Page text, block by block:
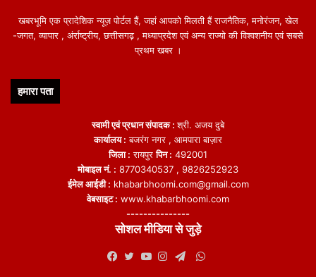
खबरभूमि एक प्रादेशिक न्यूज़ पोर्टल हैं, जहां आपको मिलती हैं राजनैतिक, मनोरंजन, खेल
-जगत, व्यापार , अंर्राष्ट्रीय, छत्तीसगढ़ , मध्याप्रदेश एवं अन्य राज्यो की विश्वशनीय एवं सबसे
प्रथम खबर ।
हमारा पता
स्वामी एवं प्रधान संपादक :श्री. अजय दुबे
कार्यालय : बजरंग नगर , आमपारा बाज़ार
जिला : रायपुरपिन : 492001
मोबाइल नं. : 8770340537 , 9826252923
ईमेल आईडी : khabarbhoomi.com@gmail.com
वेबसाइट : www.khabarbhoomi.com
---------------
सोशल मीडिया से जुड़े
WhatsApp